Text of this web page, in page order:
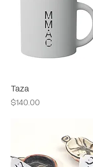
Taza
Precio
$140.00